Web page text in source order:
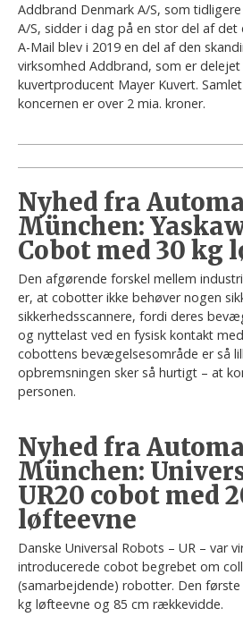
Addbrand Denmark A/S, som
A/S, sidder i dag på en stor del af det
A-Mail blev i 2019 en del af den
virksomhed Addbrand, som er
kuvertproducent Mayer Kuvert.
koncernen er over 2 mia. kroner.
Nyhed fra
München:
Cobot med 30 kg
Den afgørende forskel mellem
er, at cobotter ikke behøver nogen
sikkerhedsscannere, fordi deres
og nyttelast ved en fysisk kontakt
cobottens bevægelsesområde er så
opbremsningen sker så hurtigt – at
personen.
Nyhed fra
München:
UR20 cobot med
løfteevne
Danske Universal Robots – UR – var
introducerede cobot begrebet om
(samarbejdende) robotter. Den
kg løfteevne og 85 cm rækkevidde.